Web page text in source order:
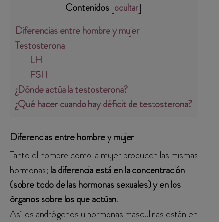
Contenidos [ocultar]
Diferencias entre hombre y mujer
Testosterona
LH
FSH
¿Dónde actúa la testosterona?
¿Qué hacer cuando hay déficit de testosterona?
Diferencias entre hombre y mujer
Tanto el hombre como la mujer producen las mismas
hormonas; la diferencia está en la concentración
(sobre todo de las hormonas sexuales) y en los
órganos sobre los que actúan.
Así los andrógenos u hormonas masculinas están en